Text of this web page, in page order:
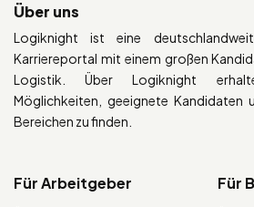
Über uns
Logiknight ist eine
Karriereportal mit einem großen
Logistik. Über Logiknight
Möglichkeiten, geeignete Kandidaten
Bereichen zu finden.
Für Arbeitgeber Für